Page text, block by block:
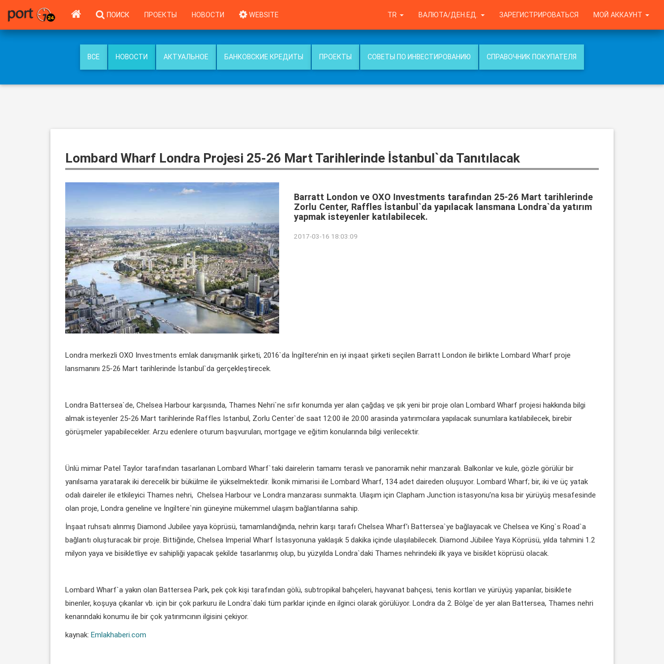
ПОИСК ПРОЕКТЫ НОВОСТИ WEBSITE МОЙ АККАУНТ
ЗАРЕГИСТРИРОВАТЬСЯ
ВАЛЮТА/ДЕН.ЕД.
TR
ВСЕ НОВОСТИ АКТУАЛЬНОЕ БАНКОВСКИЕ КРЕДИТЫ ПРОЕКТЫ СОВЕТЫ ПО ИНВЕСТИРОВАНИЮ СПРАВОЧНИК ПОКУПАТЕЛЯ
Lombard Wharf Londra Projesi 25-26 Mart Tarihlerinde İstanbul`da Tanıtılacak
Barratt London ve OXO Investments tarafından 25-26 Mart tarihlerinde
Zorlu Center, Raffles İstanbul`da yapılacak lansmana Londra`da yatırım
yapmak isteyenler katılabilecek.
2017-03-16 18:03:09
Londra merkezli OXO Investments emlak danışmanlık şirketi, 2016`da İngiltere’nin en iyi inşaat şirketi seçilen Barratt London ile birlikte Lombard Wharf proje
lansmanını 25-26 Mart tarihlerinde İstanbul`da gerçekleştirecek.
Londra Battersea`de, Chelsea Harbour karşısında, Thames Nehri`ne sıfır konumda yer alan çağdaş ve şık yeni bir proje olan Lombard Wharf projesi hakkında bilgi
almak isteyenler 25-26 Mart tarihlerinde Raffles Istanbul, Zorlu Center`de saat 12:00 ile 20:00 arasinda yatırımcılara yapılacak sunumlara katılabilecek, birebir
görüşmeler yapabilecekler. Arzu edenlere oturum başvuruları, mortgage ve eğitim konularında bilgi verilecektir.
Ünlü mimar Patel Taylor tarafından tasarlanan Lombard Wharf`taki dairelerin tamamı teraslı ve panoramik nehir manzaralı. Balkonlar ve kule, gözle görülür bir
yanılsama yaratarak iki derecelik bir bükülme ile yükselmektedir. İkonik mimarisi ile Lombard Wharf, 134 adet daireden oluşuyor. Lombard Wharf; bir, iki ve üç yatak
odalı daireler ile etkileyici Thames nehri, Chelsea Harbour ve Londra manzarası sunmakta. Ulaşım için Clapham Junction istasyonu’na kısa bir yürüyüş mesafesinde
olan proje, Londra geneline ve İngiltere`nin güneyine mükemmel ulaşım bağlantılarına sahip.
İnşaat ruhsatı alınmış Diamond Jubilee yaya köprüsü, tamamlandığında, nehrin karşı tarafı Chelsea Wharf’ı Battersea`ye bağlayacak ve Chelsea ve King`s Road`a
bağlantı oluşturacak bir proje. Bittiğinde, Chelsea Imperial Wharf İstasyonuna yaklaşık 5 dakika içinde ulaşılabilecek. Diamond Jübilee Yaya Köprüsü, yılda tahmini 1.2
milyon yaya ve bisikletliye ev sahipliği yapacak şekilde tasarlanmış olup, bu yüzyılda Londra`daki Thames nehrindeki ilk yaya ve bisiklet köprüsü olacak.
Lombard Wharf`a yakın olan Battersea Park, pek çok kişi tarafından gölü, subtropikal bahçeleri, hayvanat bahçesi, tenis kortları ve yürüyüş yapanlar, bisiklete
binenler, koşuya çıkanlar vb. için bir çok parkuru ile Londra`daki tüm parklar içinde en ilginci olarak görülüyor. Londra da 2. Bölge`de yer alan Battersea, Thames nehri
kenarındaki konumu ile bir çok yatırımcının ilgisini çekiyor.
kaynak: Emlakhaberi.com